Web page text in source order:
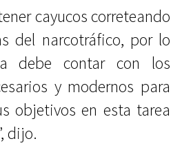
cayucos correteando
del narcotráfico, por lo
debe contar con los
y modernos para
objetivos en esta tarea
dijo.